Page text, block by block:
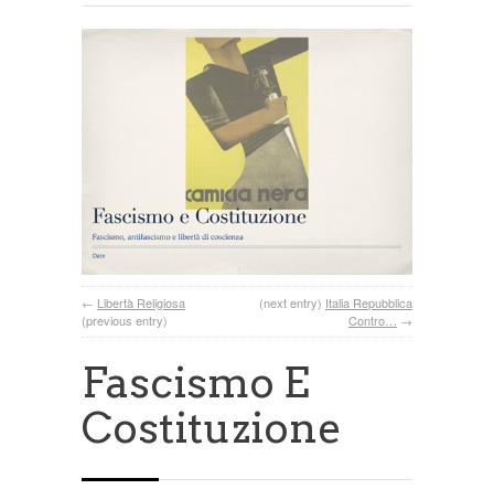
← Libertà Religiosa
(previous entry)
(next entry) Italia Repubblica
Contro…
→
Fascismo E
Costituzione